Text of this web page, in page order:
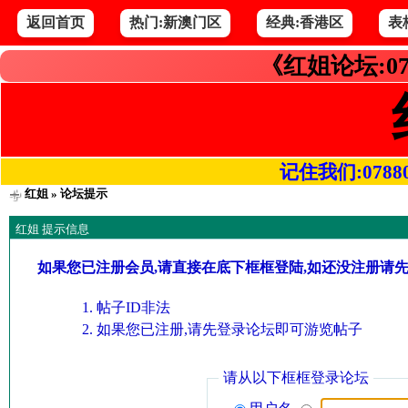
返回首页 热门:新澳门区 经典:香港区 表
《红姐论坛
记住我们
红姐» 论坛提示
红姐 提示信息
如果您已注册会员,请直接在底下框框登陆,如还没注册请
帖子ID非法
如果您已注册,请先登录论坛即可游览帖子
请从以下框框登录论坛